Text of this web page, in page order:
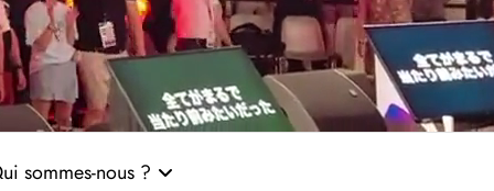
sommes-nous ?